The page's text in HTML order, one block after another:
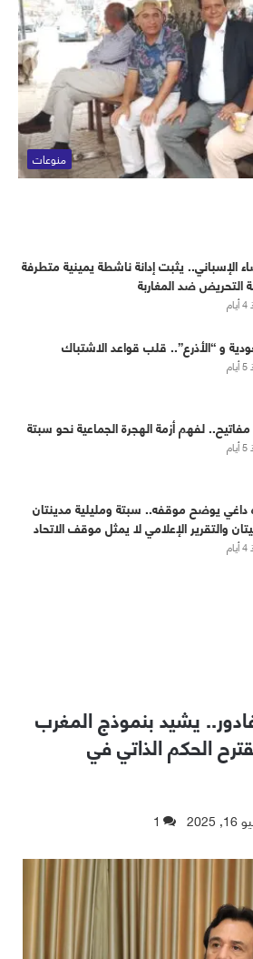
منوعات
الإسباني.. يثبت إدانة ناشطة يمينية متطرفة
التحريض ضد المغاربة
و “الأذرع”.. قلب قواعد الاشتباك
مفاتيح.. لفهم أزمة الهجرة الجماعية نحو سبتة
داغي يوضح موقفه.. سبتة ومليلية مدينتان
والتقرير الإعلامي لا يمثل موقف الاتحاد